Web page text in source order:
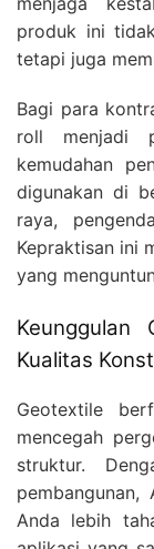
produk ini
tetapi juga
Bagi para
roll menjadi
kemudahan
digunakan di
raya,
Kepraktisan ini
yang
Keunggulan
Kualitas
Geotextile
mencegah
struktur.
Anda lebih